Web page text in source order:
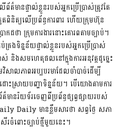
ត៌មានផ្ទាល់ខ្លួនរបស់អ្នកប្រើប្រាស់ត្រូវតែ
តពិនិត្យលើប្រព័ន្ធការពារ ហើយក្រុមហ៊ុន
ាកដថា ក្រុមការងារនោះគោរពតាមច្បាប់។
ទិន្នន័យផ្ទាល់ខ្លួនរបស់អ្នកប្រើប្រាស់
និងសមហេតុផលនៅក្នុងការអនុវត្តដូច្នេះ
សាលភាពអប្បបរមាដែលចាំបាច់ដើម្បី
ោះស្រាយបញ្ហាទិន្នន័យ។ បើយោងតាមការ
មានរ៉យទ័រចេញពីប្រព័ន្ធផ្សព្វផ្សាយរបស់
Daily មានខ្លឹមសារថា សព្វថ្ងៃ សភា
រចំពោះច្បាប់ថ្មីមួយនេះ។